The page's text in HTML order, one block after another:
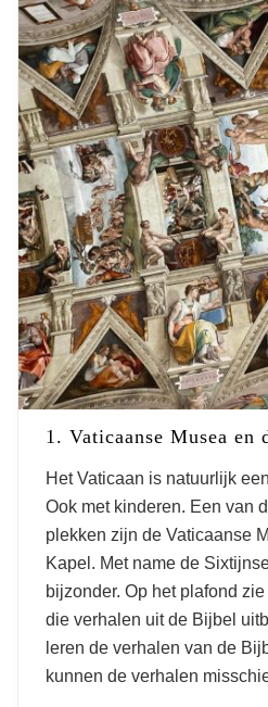
1. Vaticaanse Musea en
Het Vaticaan is natuurlijk
Ook met kinderen. Een van
plekken zijn de Vaticaanse
Kapel. Met name de
bijzonder. Op het plafond
die verhalen uit de Bijbel
leren de verhalen van de
kunnen de verhalen